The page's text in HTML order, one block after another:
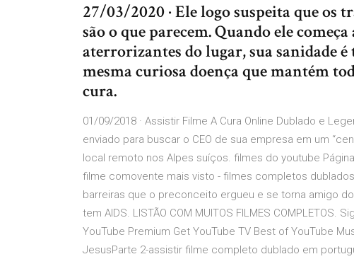
27/03/2020 · Ele logo suspeita que os
são o que parecem. Quando ele começa
aterrorizantes do lugar, sua sanidade é
mesma curiosa doença que mantém
cura.
01/09/2018 · Assistir Filme A Cura Online Dublado e
enviado para buscar o CEO de sua empresa em um
local remoto nos Alpes suíços. filmes do youtube
filme comovente mais visto - filmes completos
barreiras que o preconceito ergueu e se torna amigo
tem AIDS. LISTÃO COM MUITOS FILMES
YouTube Premium Get YouTube TV Best of YouTube
JesusParte 2-assistir filme completo dublado em